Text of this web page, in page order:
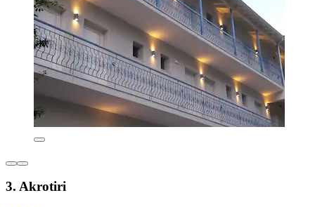
3. Akrotiri